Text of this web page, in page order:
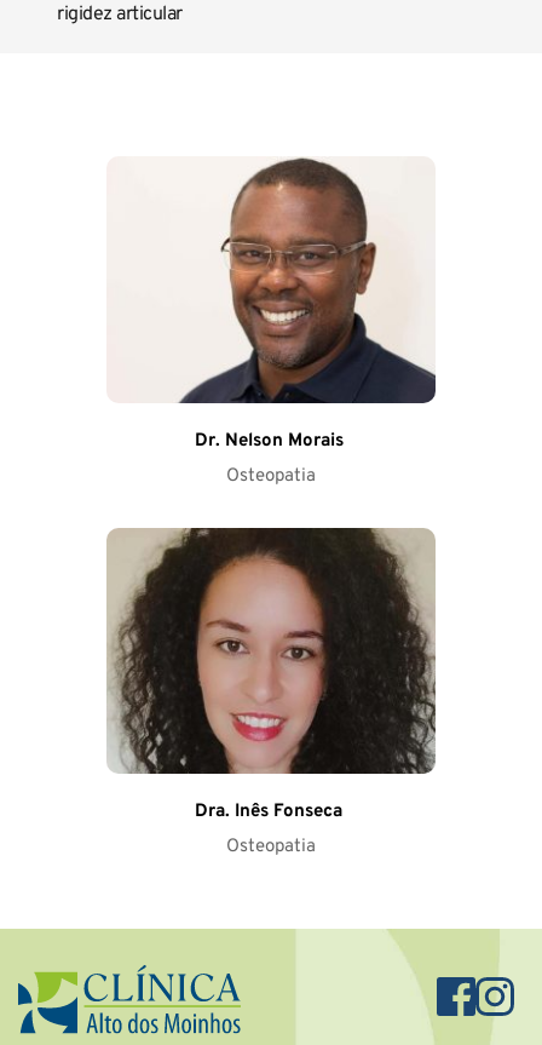
rigidez articular
Dr. Nelson Morais
Osteopatia
Dra. Inês Fonseca
Osteopatia